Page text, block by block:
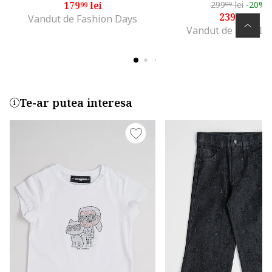
17999lei
Vandut de Fashion Days
29999lei -20%
23999lei
Vandut de
Te-ar putea interesa